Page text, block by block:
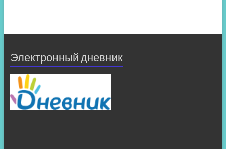
Электронный дневник